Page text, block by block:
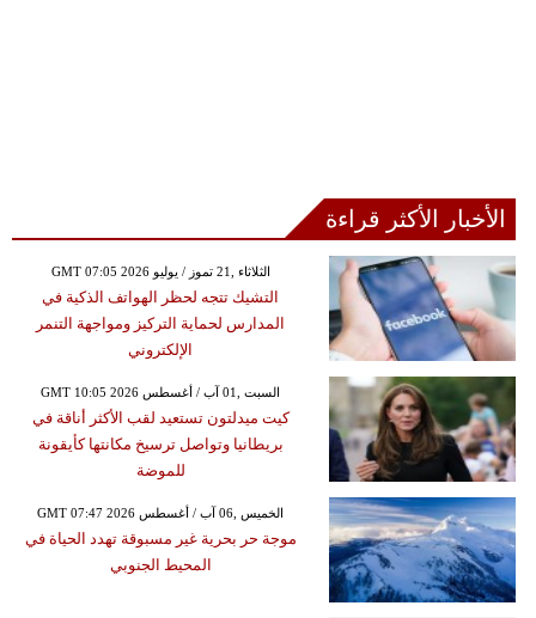
الأخبار الأكثر قراءة
GMT 07:05 2026 الثلاثاء ,21 تموز / يوليو
التشيك تتجه لحظر الهواتف الذكية في
المدارس لحماية التركيز ومواجهة التنمر
الإلكتروني
GMT 10:05 2026 السبت ,01 آب / أغسطس
كيت ميدلتون تستعيد لقب الأكثر أناقة في
بريطانيا وتواصل ترسيخ مكانتها كأيقونة
للموضة
GMT 07:47 2026 الخميس ,06 آب / أغسطس
موجة حر بحرية غير مسبوقة تهدد الحياة في
المحيط الجنوبي